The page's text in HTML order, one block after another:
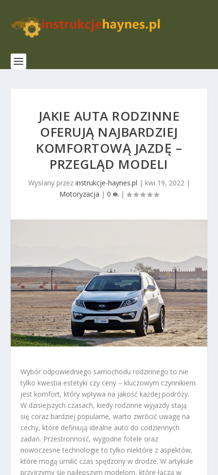
JAKIE AUTA RODZINNE
OFERUJĄ NAJBARDZIEJ
KOMFORTOWĄ JAZDĘ –
PRZEGLĄD MODELI
Wysłany przez instrukcje-haynes.pl | kwi 19, 2022|
Motoryzacja | 0 |
Wybór odpowiedniego samochodu rodzinnego to nie
tylko kwestia estetyki czy ceny – kluczowym czynnikiem
jest komfort, który wpływa na jakość każdej podróży.
W dzisiejszych czasach, kiedy rodzinne wyjazdy stają
się coraz bardziej popularne, warto zwrócić uwagę na
cechy, które definiują idealne auto do codziennych
zadań. Przestronność, wygodne fotele oraz
nowoczesne technologie to tylko niektóre z aspektów,
które mogą umilić czas spędzony w drodze. W artykule
przyjrzymy się najlepszym modelom, które łączą w